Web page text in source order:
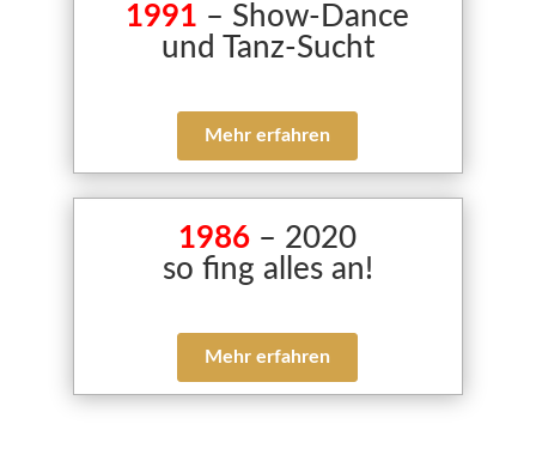
1991 – Show-Dance
und Tanz-Sucht
Mehr erfahren
1986 – 2020
so fing alles an!
Mehr erfahren